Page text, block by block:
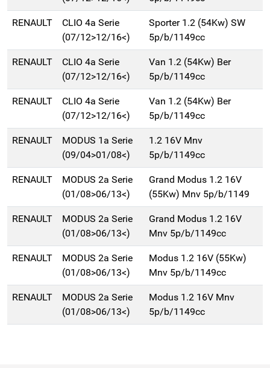
RENAULT
CLIO 4a Serie
(07/12>12/16<)
Sporter 1.2 (54Kw) SW
5p/b/1149cc
RENAULT
CLIO 4a Serie
(07/12>12/16<)
Van 1.2 (54Kw) Ber
5p/b/1149cc
RENAULT
CLIO 4a Serie
(07/12>12/16<)
Van 1.2 (54Kw) Ber
5p/b/1149cc
RENAULT
MODUS 1a Serie
(09/04>01/08<)
1.2 16V Mnv
5p/b/1149cc
RENAULT
MODUS 2a Serie
(01/08>06/13<)
Grand Modus 1.2 16V
(55Kw) Mnv 5p/b/1149
RENAULT
MODUS 2a Serie
(01/08>06/13<)
Grand Modus 1.2 16V
Mnv 5p/b/1149cc
RENAULT
MODUS 2a Serie
(01/08>06/13<)
Modus 1.2 16V (55Kw)
Mnv 5p/b/1149cc
RENAULT
MODUS 2a Serie
(01/08>06/13<)
Modus 1.2 16V Mnv
5p/b/1149cc